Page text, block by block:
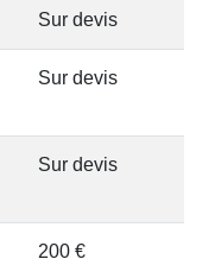
Sur devis
Sur devis
Sur devis
200 €